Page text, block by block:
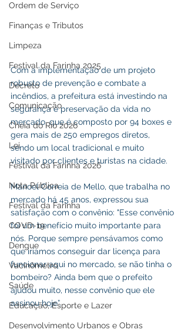
Ordem de Serviço
Finanças e Tributos
Limpeza
Festival da Farinha 2025
Decreto
Comunicação
Cheia do Rio 2026
Lei
Festival da Farinha 2026
Nota Pública
Festival da Farinha
COVD-19
Dengue
Vacinômetro
Saúde
Educação, Esporte e Lazer
Desenvolvimento Urbanos e Obras
Com a implementação de um projeto
robusto de prevenção e combate a
incêndios, a prefeitura está investindo na
segurança e preservação da vida no
mercado, que é composto por 94 boxes e
gera mais de 250 empregos diretos,
sendo um local tradicional e muito
visitado por clientes e turistas na cidade.
Manoel Correia de Mello, que trabalha no
mercado há 45 anos, expressou sua
satisfação com o convênio: "Esse convênio
foi um benefício muito importante para
nós. Porque sempre pensávamos como
que iríamos conseguir dar licença para
funcionar aqui no mercado, se não tinha o
bombeiro? Ainda bem que o prefeito
ajudou muito, nesse convênio que ele
assinou hoje”.